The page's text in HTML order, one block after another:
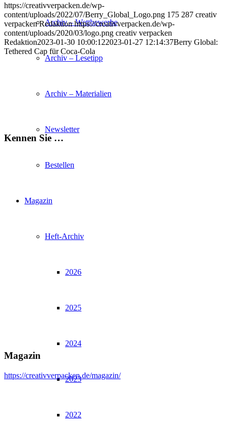
Archiv – Wettbewerbe
Archiv – Lesetipp
Archiv – Materialien
Newsletter
Bestellen
Magazin
Heft-Archiv
2026
2025
2024
2023
2022
https://creativverpacken.de/wp-
content/uploads/2022/07/Berry_Global_Logo.png 175 287 creativ
verpacken Redaktion https://creativverpacken.de/wp-
content/uploads/2020/03/logo.png creativ verpacken
Redaktion2023-01-30 10:00:122023-01-27 12:14:37Berry Global:
Tethered Cap für Coca-Cola
Kennen Sie …
Magazin
https://creativverpacken.de/magazin/